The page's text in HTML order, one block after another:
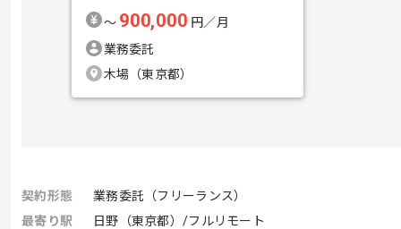
〜 900,000 円／月
業務委託
木場（東京都）
契約形態
業務委託（フリーランス）
最寄り駅
日野（東京都）/フルリモート